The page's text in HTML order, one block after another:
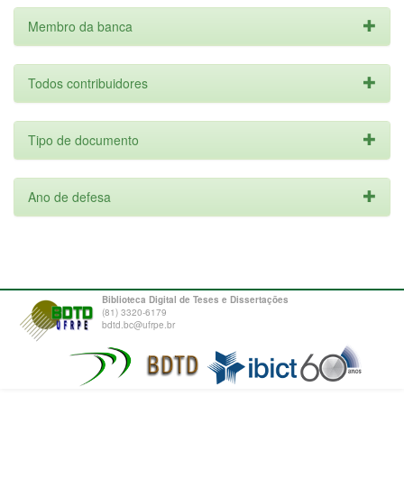
Membro da banca
Todos contribuidores
Tipo de documento
Ano de defesa
Biblioteca Digital de Teses e Dissertações
(81) 3320-6179
bdtd.bc@ufrpe.br